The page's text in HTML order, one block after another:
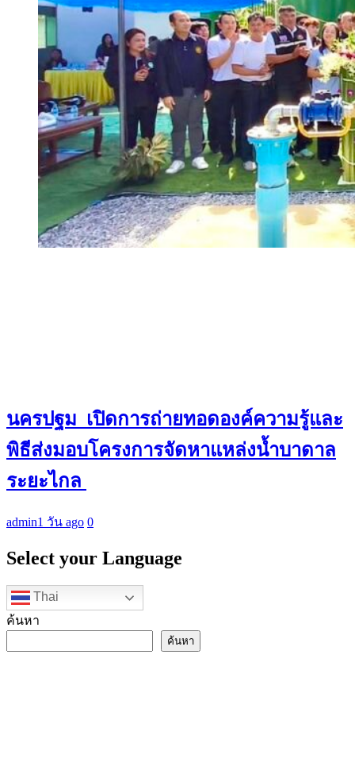
นครปฐม เปิดการถ่ายทอดองค์ความรู้และ
พิธีส่งมอบโครงการจัดหาแหล่งน้ำบาดาล
ระยะไกล
admin1 วัน ago 0
Select your Language
Thai
ค้นหา
ค้นหา